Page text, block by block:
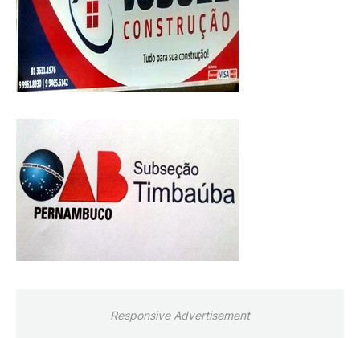
Responsive Advertisement